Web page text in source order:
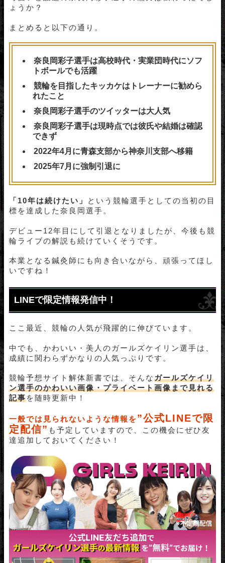
ょうか？
まとめると以下の通り。
奈良岡彩子選手は高校時代・実業団時代にソフ
トボールでも活躍
競輪を目指したキッカケはトレーナーに勧めら
れたこと
奈良岡彩子選手のツイッターは大人気
奈良岡彩子選手は現時点では彼氏や結婚は確認
できず
2022年4月に青森支部から神奈川支部へ移籍
2025年7月に強制引退に
「10年は続けたい」
という競輪選手としての当初の目
標を達成した奈良岡選手。
デビュー12年目にして引退となりましたが、今後も競
輪ライブの解説も続けていくそうです。
本業となる鍼灸師にも向き合いながら、頑張ってほし
いですね！
LINEで限定情報発信中！
ここ最近、競輪の人気が飛躍的に伸びています。
中でも、かわいい・美人のガールズケイリン選手は、
成績に関わらずかなりの人気っぷりです。
競輪予想サイト解体新書では、そんなガールズケイリ
ン選手のかわいい画像・プライベート画像まで見れる
記事を随時更新中！
一般では見られないような情報を”公式LINEで限
定配信” も予定していますので、この機会にぜひ友
達追加しておいてください！